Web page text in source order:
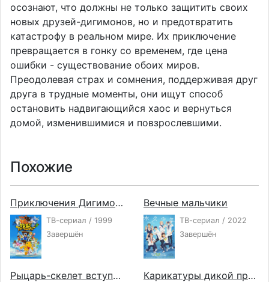
осознают, что должны не только защитить своих
новых друзей-дигимонов, но и предотвратить
катастрофу в реальном мире. Их приключение
превращается в гонку со временем, где цена
ошибки - существование обоих миров.
Преодолевая страх и сомнения, поддерживая друг
друга в трудные моменты, они ищут способ
остановить надвигающийся хаос и вернуться
домой, изменившимися и повзрослевшими.
Похожие
Приключения Дигимонов
ТВ-сериал / 1999
Завершён
Вечные мальчики
ТВ-сериал / 2022
Завершён
Рыцарь-скелет вступает в параллельный мир Карикатуры дикой природы Сэнгоку